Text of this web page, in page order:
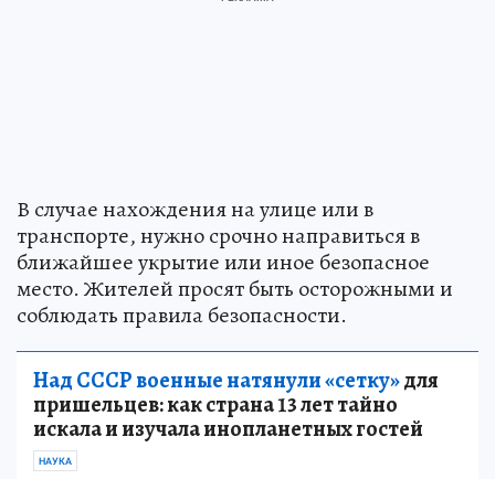
В случае нахождения на улице или в
транспорте, нужно срочно направиться в
ближайшее укрытие или иное безопасное
место. Жителей просят быть осторожными и
соблюдать правила безопасности.
Над СССР военные натянули «сетку»для
пришельцев: как страна 13 лет тайно
искала и изучала инопланетных гостей
НАУКА